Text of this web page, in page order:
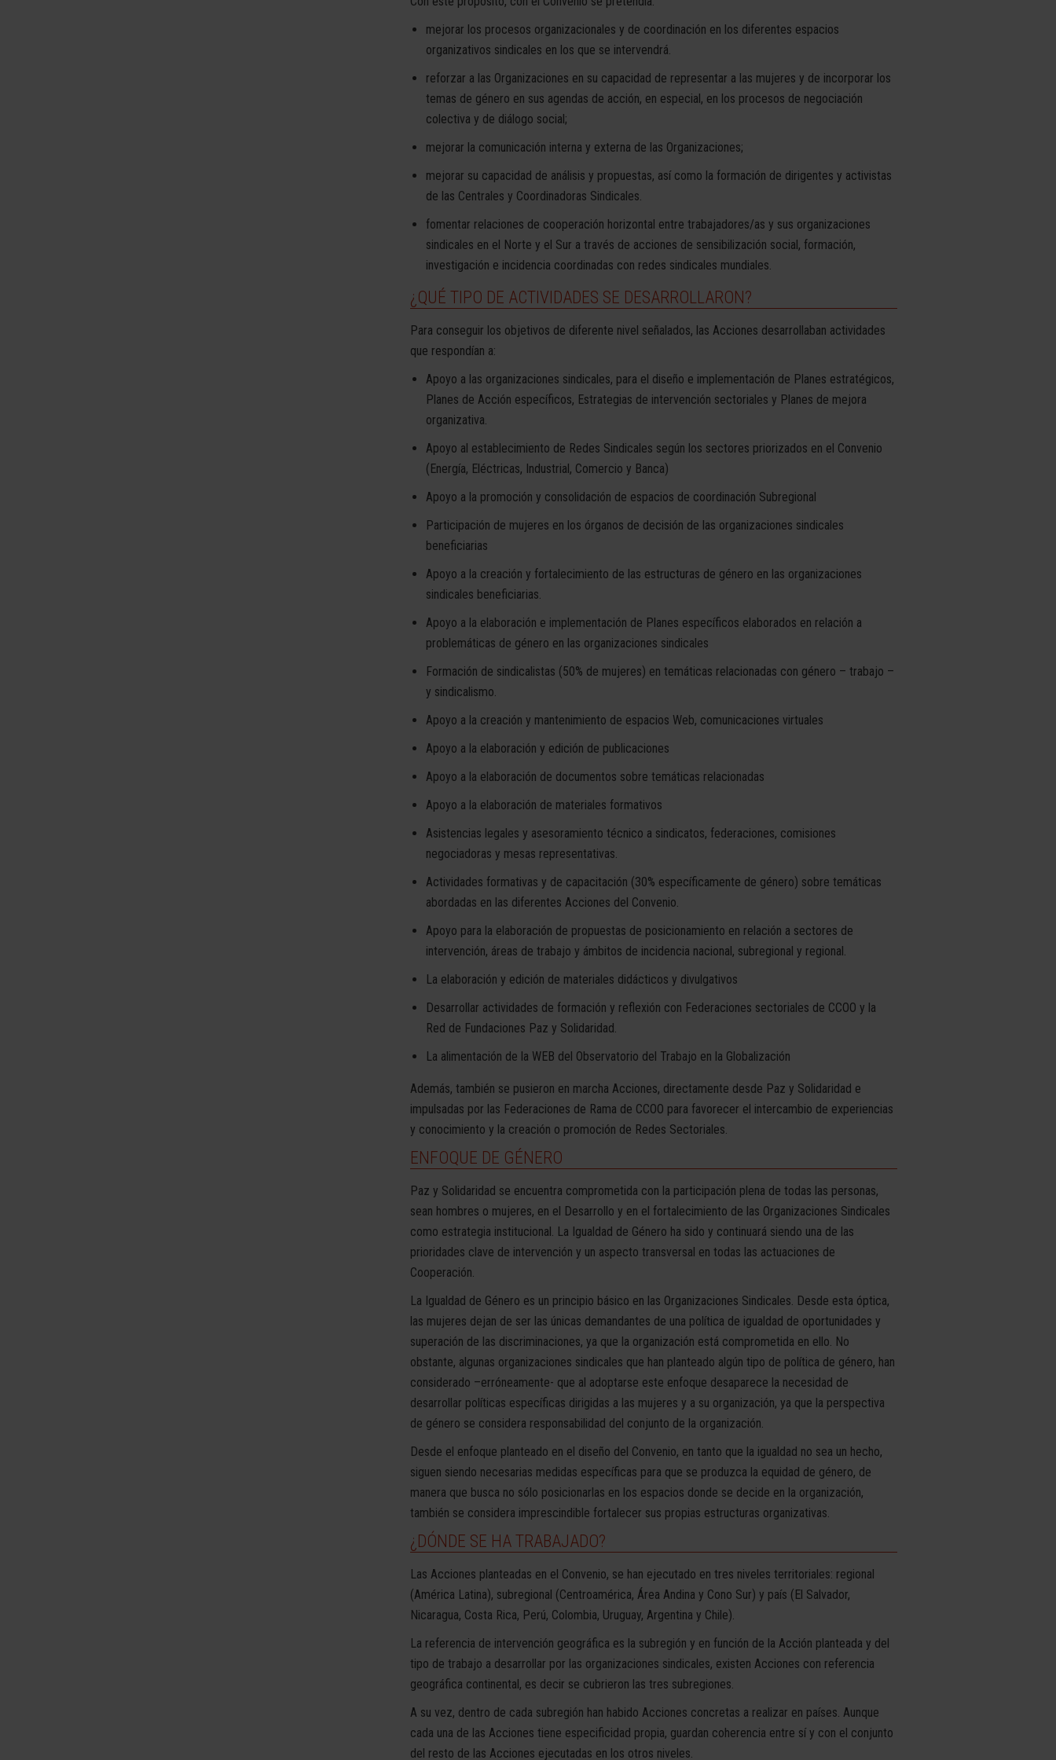
mejorar los procesos organizacionales y de coordinación en los diferentes espacios
organizativos sindicales en los que se intervendrá.
reforzar a las Organizaciones en su capacidad de representar a las mujeres y de incorporar los
temas de género en sus agendas de acción, en especial, en los procesos de negociación
colectiva y de diálogo social;
mejorar la comunicación interna y externa de las Organizaciones;
mejorar su capacidad de análisis y propuestas, así como la formación de dirigentes y activistas
de las Centrales y Coordinadoras Sindicales.
fomentar relaciones de cooperación horizontal entre trabajadores/as y sus organizaciones
sindicales en el Norte y el Sur a través de acciones de sensibilización social, formación,
investigación e incidencia coordinadas con redes sindicales mundiales.
¿QUÉ TIPO DE ACTIVIDADES SE DESARROLLARON?
Para conseguir los objetivos de diferente nivel señalados, las Acciones desarrollaban actividades
que respondían a:
Apoyo a las organizaciones sindicales, para el diseño e implementación de Planes estratégicos,
Planes de Acción específicos, Estrategias de intervención sectoriales y Planes de mejora
organizativa.
Apoyo al establecimiento de Redes Sindicales según los sectores priorizados en el Convenio
(Energía, Eléctricas, Industrial, Comercio y Banca)
Apoyo a la promoción y consolidación de espacios de coordinación Subregional
Participación de mujeres en los órganos de decisión de las organizaciones sindicales
beneficiarias
Apoyo a la creación y fortalecimiento de las estructuras de género en las organizaciones
sindicales beneficiarias.
Apoyo a la elaboración e implementación de Planes específicos elaborados en relación a
problemáticas de género en las organizaciones sindicales
Formación de sindicalistas (50% de mujeres) en temáticas relacionadas con género – trabajo –
y sindicalismo.
Apoyo a la creación y mantenimiento de espacios Web, comunicaciones virtuales
Apoyo a la elaboración y edición de publicaciones
Apoyo a la elaboración de documentos sobre temáticas relacionadas
Apoyo a la elaboración de materiales formativos
Asistencias legales y asesoramiento técnico a sindicatos, federaciones, comisiones
negociadoras y mesas representativas.
Actividades formativas y de capacitación (30% específicamente de género) sobre temáticas
abordadas en las diferentes Acciones del Convenio.
Apoyo para la elaboración de propuestas de posicionamiento en relación a sectores de
intervención, áreas de trabajo y ámbitos de incidencia nacional, subregional y regional.
La elaboración y edición de materiales didácticos y divulgativos
Desarrollar actividades de formación y reflexión con Federaciones sectoriales de CCOO y la
Red de Fundaciones Paz y Solidaridad.
La alimentación de la WEB del Observatorio del Trabajo en la Globalización
Además, también se pusieron en marcha Acciones, directamente desde Paz y Solidaridad e
impulsadas por las Federaciones de Rama de CCOO para favorecer el intercambio de experiencias
y conocimiento y la creación o promoción de Redes Sectoriales.
ENFOQUE DE GÉNERO
Paz y Solidaridad se encuentra comprometida con la participación plena de todas las personas,
sean hombres o mujeres, en el Desarrollo y en el fortalecimiento de las Organizaciones Sindicales
como estrategia institucional. La Igualdad de Género ha sido y continuará siendo una de las
prioridades clave de intervención y un aspecto transversal en todas las actuaciones de
Cooperación.
La Igualdad de Género es un principio básico en las Organizaciones Sindicales. Desde esta óptica,
las mujeres dejan de ser las únicas demandantes de una política de igualdad de oportunidades y
superación de las discriminaciones, ya que la organización está comprometida en ello. No
obstante, algunas organizaciones sindicales que han planteado algún tipo de política de género, han
considerado –erróneamente- que al adoptarse este enfoque desaparece la necesidad de
desarrollar políticas específicas dirigidas a las mujeres y a su organización, ya que la perspectiva
de género se considera responsabilidad del conjunto de la organización.
Desde el enfoque planteado en el diseño del Convenio, en tanto que la igualdad no sea un hecho,
siguen siendo necesarias medidas específicas para que se produzca la equidad de género, de
manera que busca no sólo posicionarlas en los espacios donde se decide en la organización,
también se considera imprescindible fortalecer sus propias estructuras organizativas.
¿DÓNDE SE HA TRABAJADO?
Las Acciones planteadas en el Convenio, se han ejecutado en tres niveles territoriales: regional
(América Latina), subregional (Centroamérica, Área Andina y Cono Sur) y país (El Salvador,
Nicaragua, Costa Rica, Perú, Colombia, Uruguay, Argentina y Chile).
La referencia de intervención geográfica es la subregión y en función de la Acción planteada y del
tipo de trabajo a desarrollar por las organizaciones sindicales, existen Acciones con referencia
geográfica continental, es decir se cubrieron las tres subregiones.
A su vez, dentro de cada subregión han habido Acciones concretas a realizar en países. Aunque
cada una de las Acciones tiene especificidad propia, guardan coherencia entre sí y con el conjunto
del resto de las Acciones ejecutadas en los otros niveles.